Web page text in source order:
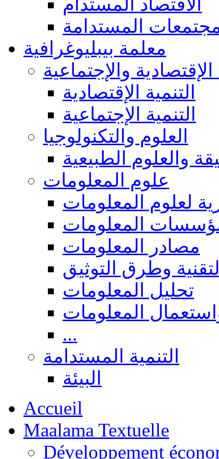
الاقتصاد المستدام
المستدامة
معلمة بيبليوغرافية
الإقتصادية والإجتماعية
التنمية الإقتصادية
التنمية الإجتماعية
العلوم والتكنولوجيا
والعلوم الطبيعية
علوم المعلومات
لعلوم المعلومات
المعلومات
مصادر المعلومات
وطرق التوثيق
تحليل المعلومات
المعلومات
...
التنمية المستدامة
البيئة
Accueil
Maalama Textuelle
Développement